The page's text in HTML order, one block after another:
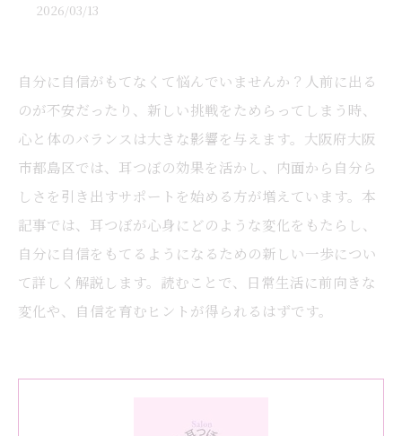
2026/03/13
自分に自信がもてなくて悩んでいませんか？人前に出る
のが不安だったり、新しい挑戦をためらってしまう時、
心と体のバランスは大きな影響を与えます。大阪府大阪
市都島区では、耳つぼの効果を活かし、内面から自分ら
しさを引き出すサポートを始める方が増えています。本
記事では、耳つぼが心身にどのような変化をもたらし、
自分に自信をもてるようになるための新しい一歩につい
て詳しく解説します。読むことで、日常生活に前向きな
変化や、自信を育むヒントが得られるはずです。